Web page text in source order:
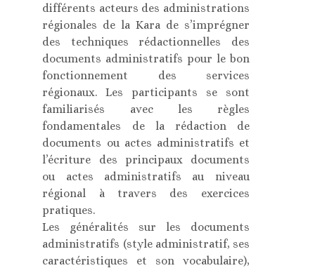
différents acteurs des administrations
régionales de la Kara de s’imprégner
des techniques rédactionnelles des
documents administratifs pour le bon
fonctionnement des services
régionaux. Les participants se sont
familiarisés avec les règles
fondamentales de la rédaction de
documents ou actes administratifs et
l’écriture des principaux documents
ou actes administratifs au niveau
régional à travers des exercices
pratiques.
Les généralités sur les documents
administratifs (style administratif, ses
caractéristiques et son vocabulaire),